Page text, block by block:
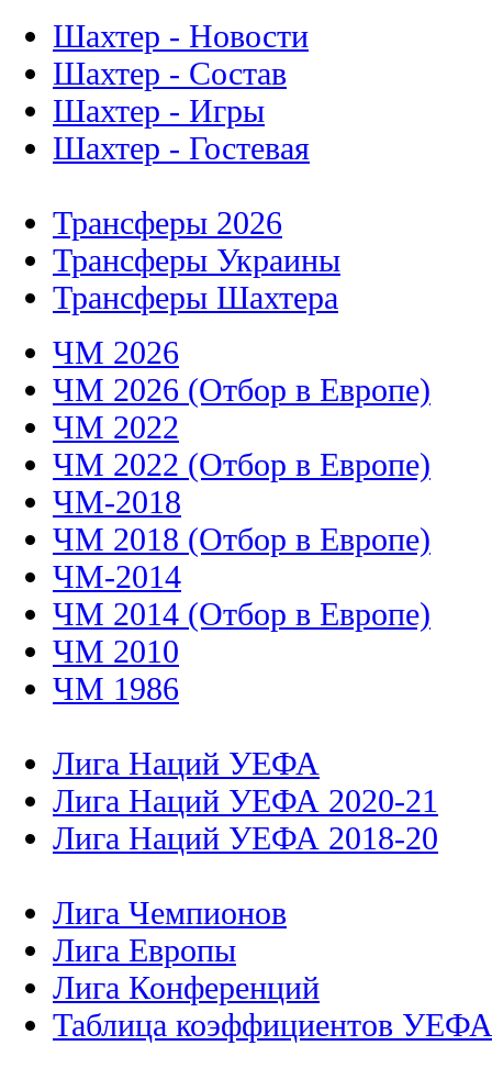
Шахтер - Новости
Шахтер - Состав
Шахтер - Игры
Шахтер - Гостевая
Трансферы 2026
Трансферы Украины
Трансферы Шахтера
ЧМ 2026
ЧМ 2026 (Отбор в Европе)
ЧМ 2022
ЧМ 2022 (Отбор в Европе)
ЧМ-2018
ЧМ 2018 (Отбор в Европе)
ЧМ-2014
ЧМ 2014 (Отбор в Европе)
ЧМ 2010
ЧМ 1986
Лига Наций УЕФА
Лига Наций УЕФА 2020-21
Лига Наций УЕФА 2018-20
Лига Чемпионов
Лига Европы
Лига Конференций
Таблица коэффициентов УЕФА